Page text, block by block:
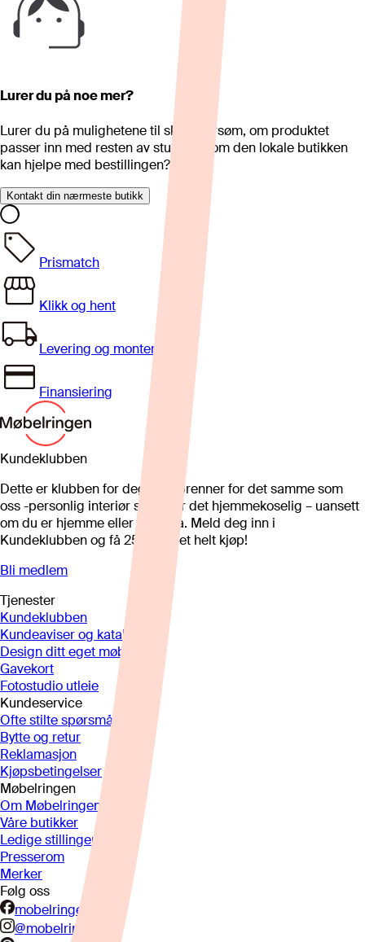
Lurer du på noe mer?
Lurer du på mulighetene til skreddersøm, om produktet
passer inn med resten av stua eller om den lokale butikken
kan hjelpe med bestillingen?
Kontakt din nærmeste butikk
Prismatch
Klikk og hent
Levering og montering
Finansiering
Kundeklubben
Dette er klubben for deg som brenner for det samme som
oss -personlig interiør som gjør det hjemmekoselig – uansett
om du er hjemme eller på hytta. Meld deg inn i
Kundeklubben og få 25%* på et helt kjøp!
Bli medlem
Tjenester
Kundeklubben
Kundeaviser og kataloger
Design ditt eget møbel
Gavekort
Fotostudio utleie
Kundeservice
Ofte stilte spørsmål
Bytte og retur
Reklamasjon
Kjøpsbetingelser
Møbelringen
Om Møbelringen
Våre butikker
Ledige stillinger
Presserom
Merker
Følg oss
mobelringen.no
@mobelringen